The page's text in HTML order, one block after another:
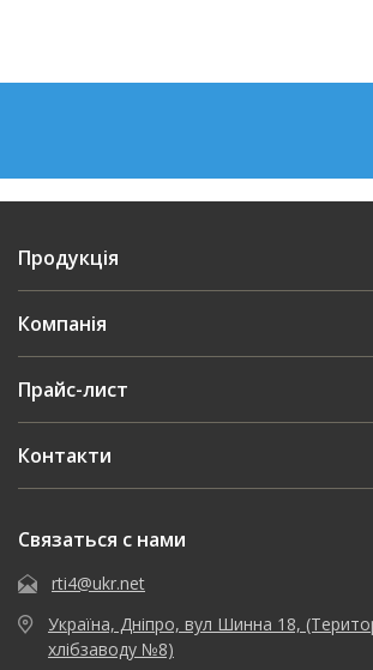
Продукція
Компанія
Прайс-лист
Контакти
Связаться с нами
rti4@ukr.net
Україна, Дніпро, вул Шинна 18,
хлібзаводу №8)